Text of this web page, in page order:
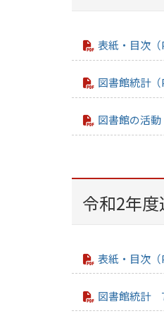
表紙・目次
図書館統計（
図書館の活動
令和2年
表紙・目次
図書館統計